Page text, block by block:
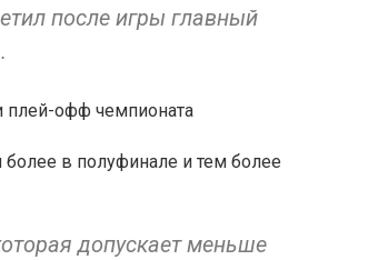
после игры главный
в полуфинале и тем более
допускает меньше